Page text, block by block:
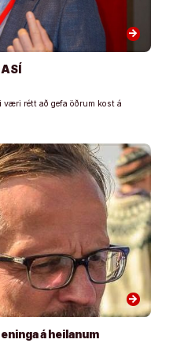
arrow_forward
væri rétt að gefa öðrum kost á
arrow_forward
á heilanum